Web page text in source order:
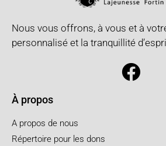
Nous vous offrons, à vous et à
personnalisé et la tranquillité
À propos
A propos de nous
Répertoire pour les dons